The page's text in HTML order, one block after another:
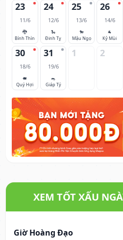
23
11/6
🐉
Bính Thìn
24
12/6
🐍
Đinh Tỵ
25
13/6
🐎
Mậu Ngọ
26
14/6
🐐
Kỷ Mùi
30
18/6
🐖
Quý Hợi
31
19/6
🐀
Giáp Tý
1 2
XEM TỐT XẤU
Giờ Hoàng Đạo